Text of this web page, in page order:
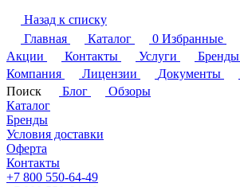
Назад к списку
Главная
Каталог 0 Избранные
Акции
Контакты Услуги Бренды
Компания
Лицензии Документы
Поиск
Блог
Обзоры
Каталог
Бренды
Условия доставки
Оферта
Контакты
+7 800 550-64-49